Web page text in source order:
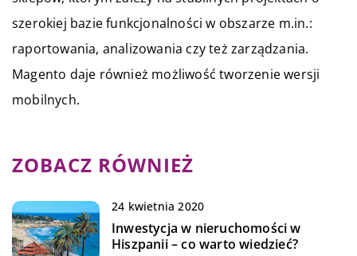
szerokiej bazie funkcjonalności w obszarze m.in.:
raportowania, analizowania czy też zarządzania.
Magento daje również możliwość tworzenie wersji
mobilnych.
ZOBACZ RÓWNIEŻ
24 kwietnia 2020
Inwestycja w nieruchomości w
Hiszpanii – co warto wiedzieć?